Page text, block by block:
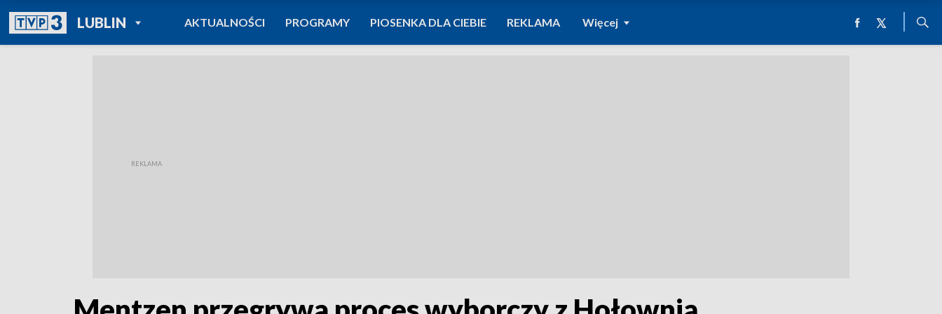
LUBLINPOWRÓT DO
TVP REGIONY
AKTUALNOŚCI PROGRAMY PIOSENKA DLA CIEBIE REKLAMA Więcej